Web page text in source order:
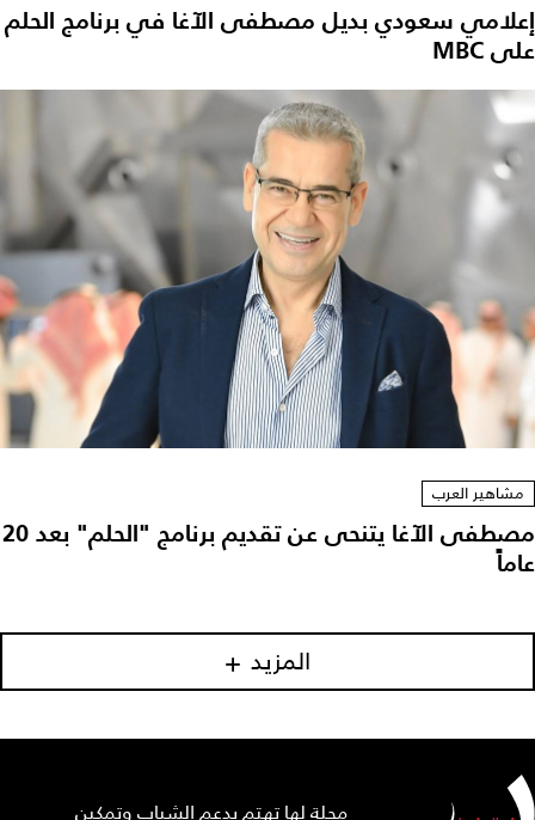
إعلامي سعودي بديل مصطفى الآغا في برنامج الحلم
على MBC
مشاهير العرب
مصطفى الآغا يتنحى عن تقديم برنامج "الحلم" بعد 20
عاماً
المزيد
مجلة لها تهتم بدعم الشباب وتمكين